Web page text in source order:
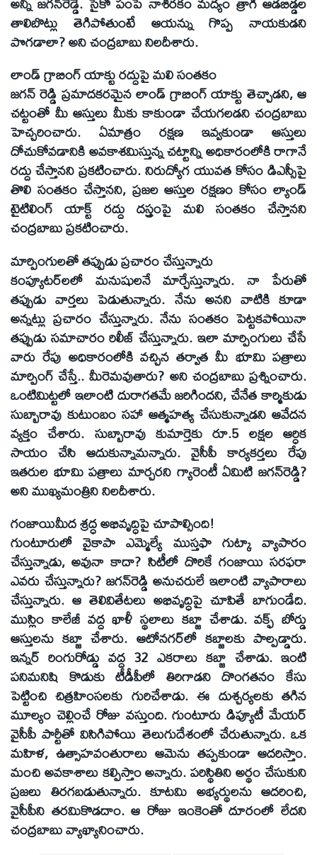
తాలిబొట్లు తెగిపోతుంటే ఆయన్ను గొప్ప నాయకుడని
పొగడాలా? అని చంద్రబాబు నిలదీశారు.
లాండ్‌ గ్రాబింగ్‌ యాక్టు రద్దుపై మలి సంతకం
జగన్‌ రెడ్డి ప్రమాదకరమైన లాండ్‌ గ్రాబింగ్‌ యాక్టు తెచ్చాడని, ఆ
చట్టంతో మీ ఆస్తులు మీకు కాకుండా చేయగలడని చంద్రబాబు
హెచ్చరించారు. ఏమాత్రం రక్షణ ఇవ్వకుండా ఆస్తులు
దోచుకోవడానికి అవకాశమిస్తున్న చట్టాన్ని అధికారంలోకి రాగానే
రద్దు చేస్తానని ప్రకటించారు. నిరుద్యోగ యువత కోసం డిఎస్సీపై
తొలి సంతకం చేస్తానని, ప్రజల ఆస్తుల రక్షణం కోసం ల్యాండ్‌
టైటిలింగ్‌ యాక్ట్‌ రద్దు దస్త్రంపై మలి సంతకం చేస్తానని
చంద్రబాబు ప్రకటించారు.
మార్పింగులతో తప్పుడు ప్రచారం చేస్తున్నారు
కంప్యూటర్‌లలో మనుషులనే మార్చేస్తున్నారు. నా పేరుతో
తప్పుడు వార్తలు పెడుతున్నారు. నేను అనని వాటికి కూడా
అన్నట్లు ప్రచారం చేస్తున్నారు. నేను సంతకం పెట్టకపోయినా
తప్పుడు సమాచారం రిలీజ్‌ చేస్తున్నారు. ఇలా మార్పింగులు చేసే
వారు రేపు అధికారంలోకి వచ్చిన తర్వాత మీ భూమి పత్రాలు
మార్పింగ్‌ చేస్తే.. మీరెమవుతారు? అని చంద్రబాబు ప్రశ్నించారు.
ఒంటిమిట్టలో ఇలాంటి దురాగతమే జరిగిందని, చేనేత కార్మికుడు
సుబ్బారావు కుటుంబం సహా ఆత్మహత్య చేసుకున్నాడని ఆవేదన
వ్యక్తం చేశారు. సుబ్బారావు కుమార్తెకు రూ.5 లక్షల ఆర్ధిక
సాయం చేసి ఆదుకున్నామన్నారు. వైసీపీ కార్యకర్తలు రేపు
ఇతరుల భూమి పత్రాలు మార్చరని గ్యారెంటీ ఏమిటి జగన్‌రెడ్డి?
అని ముఖ్యమంత్రిని నిలదీశారు.
గంజాయిమీద శ్రద్ధ అభివృద్ధిపై చూపాల్సింది!
గుంటూరులో వైకాపా ఎమ్మెల్యే ముస్తఫా గుట్కా వ్యాపారం
చేస్తున్నాడు, అవునా కాదా? సిటీలో దొరికే గంజాయి సరఫరా
ఎవరు చేస్తున్నారు? జగన్‌రెడ్డి అనుచరులే ఇలాంటి వ్యాపారాలు
చేస్తున్నారు. ఆ తెలివితేటలు అభివృద్ధిపై చూపితే బాగుండేది.
ముస్లిం కాలేజీ వద్ద ఖాళీ స్థలాలు కబ్జా చేశాడు. వక్ఫ్‌ బోర్డు
ఆస్తులను కబ్జా చేశారు. ఆటోనగర్‌లో కబ్జాలకు పాల్పడ్డారు.
ఇన్నర్‌ రింగురోడ్డు వద్ద 32 ఎకరాలు కబ్జా చేశాడు. ఇంటి
పనిమనిషి కొడుకు టీడీపీలో తిరిగాడని దొంగతనం కేసు
పెట్టించి చిత్రహింసలకు గురిచేశాడు. ఈ దుశ్చర్యలకు తగిన
మూల్యం చెల్లించే రోజు వస్తుంది. గుంటూరు డిప్యూటీ మేయర్‌
వైసీపీ పార్టీతో విసిగిపోయి తెలుగుదేశంలో చేరుతున్నారు. ఒక
మహిళ, ఉత్సాహవంతురాలు ఆమెను తప్పకుండా ఆదరిస్తాం.
మంచి అవకాశాలు కల్పిస్తాం అన్నారు. పరిస్థితిని అర్థం చేసుకుని
ప్రజలు తిరగబడుతున్నారు. కూటమి అభ్యర్థులను ఆదరించి,
వైసీపీని తరమికొడదాం. ఆ రోజు ఇంకెంతో దూరంలో లేదని
చంద్రబాబు వ్యాఖ్యానించారు.